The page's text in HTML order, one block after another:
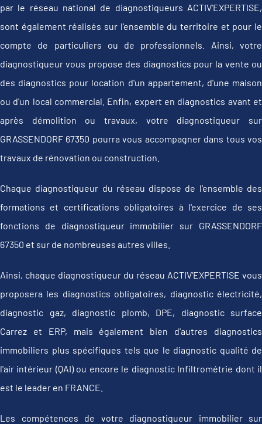
par le réseau national de diagnostiqueurs ACTIV'EXPERTISE,
sont également réalisés sur l'ensemble du territoire et pour le
compte de particuliers ou de professionnels. Ainsi, votre
diagnostiqueur vous propose des diagnostics pour la vente ou
des diagnostics pour location d'un appartement, d'une maison
ou d'un local commercial. Enfin, expert en diagnostics avant et
après démolition ou travaux, votre diagnostiqueur sur
GRASSENDORF 67350 pourra vous accompagner dans tous vos
travaux de rénovation ou construction.
Chaque diagnostiqueur du réseau dispose de l'ensemble des
formations et certifications obligatoires à l'exercice de ses
fonctions de diagnostiqueur immobilier sur GRASSENDORF
67350 et sur de nombreuses autres villes.
Ainsi, chaque diagnostiqueur du réseau ACTIV'EXPERTISE vous
proposera les diagnostics obligatoires, diagnostic électricité,
diagnostic gaz, diagnostic plomb, DPE, diagnostic surface
Carrez et ERP, mais également bien d'autres diagnostics
immobiliers plus spécifiques tels que le diagnostic qualité de
l'air intérieur (QAI) ou encore le diagnostic Infiltrométrie dont il
est le leader en FRANCE.
Les compétences de votre diagnostiqueur immobilier sur